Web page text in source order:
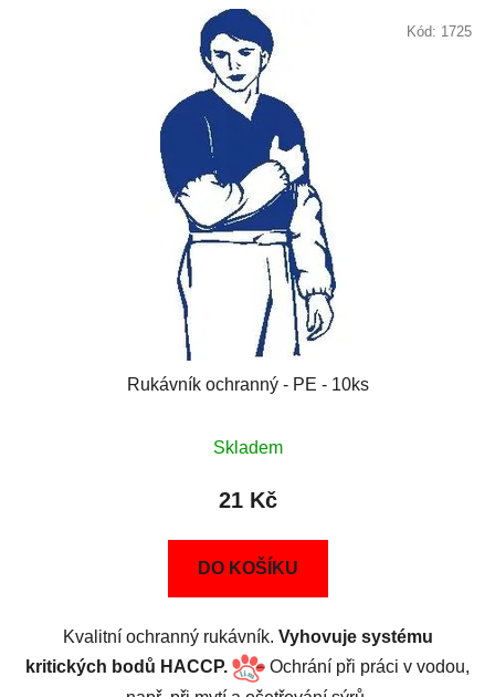
Rukávník ochranný - PE - 10ks
Skladem
21 Kč
DO KOŠÍKU
Kvalitní ochranný rukávník. Vyhovuje systému
kritických bodů HACCP.
Ochrání při práci v vodou,
Kód: 1725